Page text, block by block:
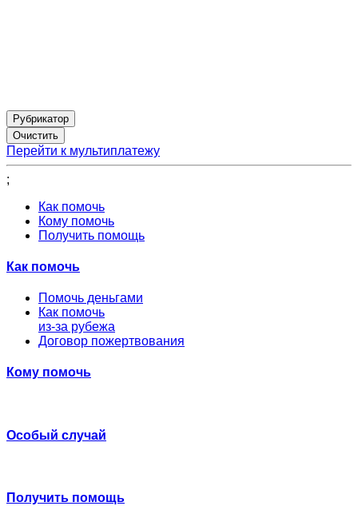
Рубрикатор
Перейти к мультиплатежу
;
Как помочь
Кому помочь
Получить помощь
Как помочь
Помочь деньгами
Как помочь
из-за рубежа
Договор пожертвования
Кому помочь
Особый случай
Получить помощь